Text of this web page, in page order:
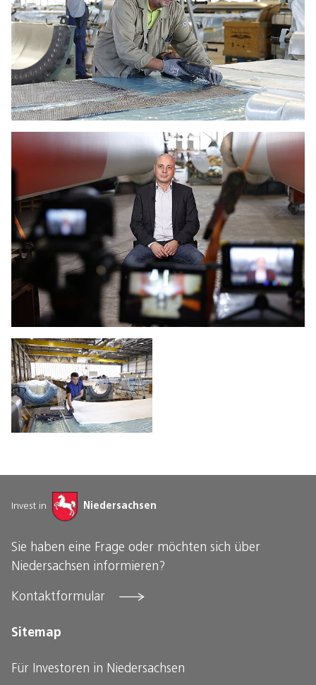
Invest in Niedersachsen
Sie haben eine Frage oder möchten sich über
Niedersachsen informieren?
Kontaktformular
Sitemap
Für Investoren in Niedersachsen